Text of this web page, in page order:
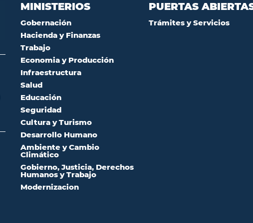
MINISTERIOS
Gobernación
Hacienda y Finanzas
Trabajo
Economia y Producción
Infraestructura
Salud
Educación
Seguridad
Cultura y Turismo
Desarrollo Humano
Ambiente y Cambio
Climático
Gobierno, Justicia, Derechos
Humanos y Trabajo
Modernizacion
PUERTAS
Trámites y Servicios